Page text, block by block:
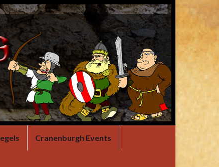
Cranenburgh Events